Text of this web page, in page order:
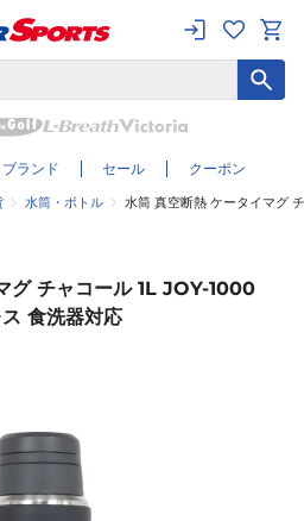
ブランド セール クーポン
水筒・ボトル 水筒 真空断熱 ケータイマグ
グ チャコール 1L JOY-1000
食洗器対応